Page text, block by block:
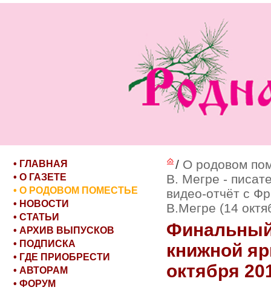
• ГЛАВНАЯ
• О ГАЗЕТЕ
• О РОДОВОМ ПОМЕСТЬЕ
• НОВОСТИ
• СТАТЬИ
• АРХИВ ВЫПУСКОВ
• ПОДПИСКА
• ГДЕ ПРИОБРЕСТИ
• АВТОРАМ
• ФОРУМ
/ О родовом
В. Мегре -
видео-отчёт с
В.Мегре (14
книжной
октября